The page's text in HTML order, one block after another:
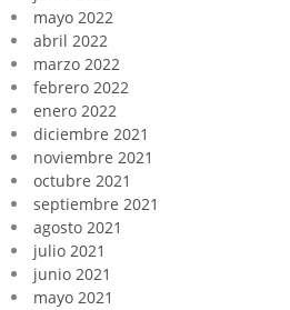
mayo 2022
abril 2022
marzo 2022
febrero 2022
enero 2022
diciembre 2021
noviembre 2021
octubre 2021
septiembre 2021
agosto 2021
julio 2021
junio 2021
mayo 2021